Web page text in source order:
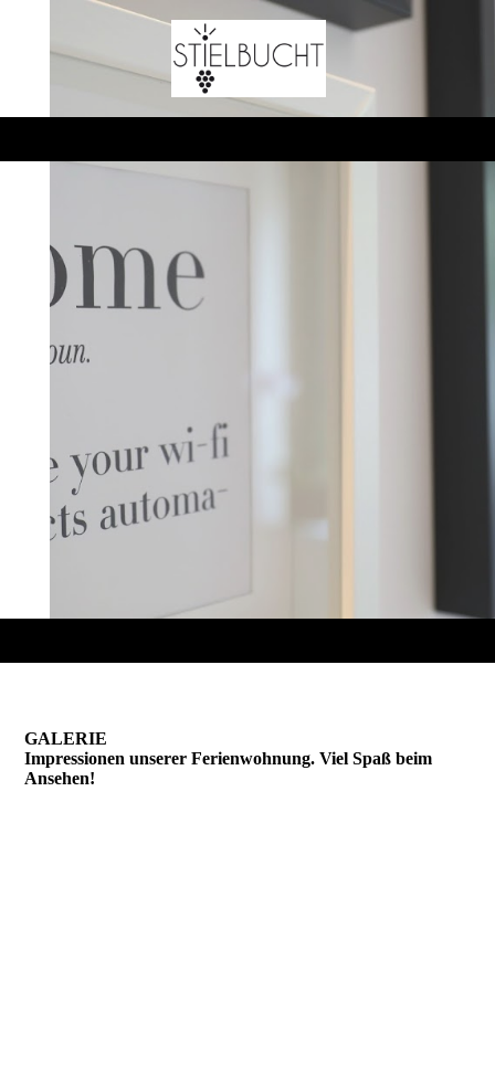
GALERIE
Impressionen unserer Ferienwohnung. Viel Spaß beim
Ansehen!